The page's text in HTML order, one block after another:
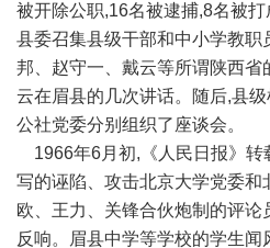
被开除公职,16名被逮捕,8名被打
县委召集县级干部和中小学教职
邦、赵守一、戴云等所谓陕西省
云在眉县的几次讲话。随后,县
公社党委分别组织了座谈会。
1966年6月初,《人民日报》转
写的诬陷、攻击北京大学党委和
欧、王力、关锋合伙炮制的评论
反响。眉县中学等学校的学生闻